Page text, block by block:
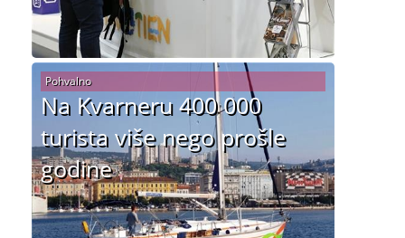
Na Kvarneru 400 000
turista više nego prošle
godine
Pohvalno